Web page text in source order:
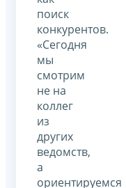
поиск
конкурентов.
«Сегодня
мы
смотрим
не на
коллег
из
других
ведомств,
а
ориентируемся